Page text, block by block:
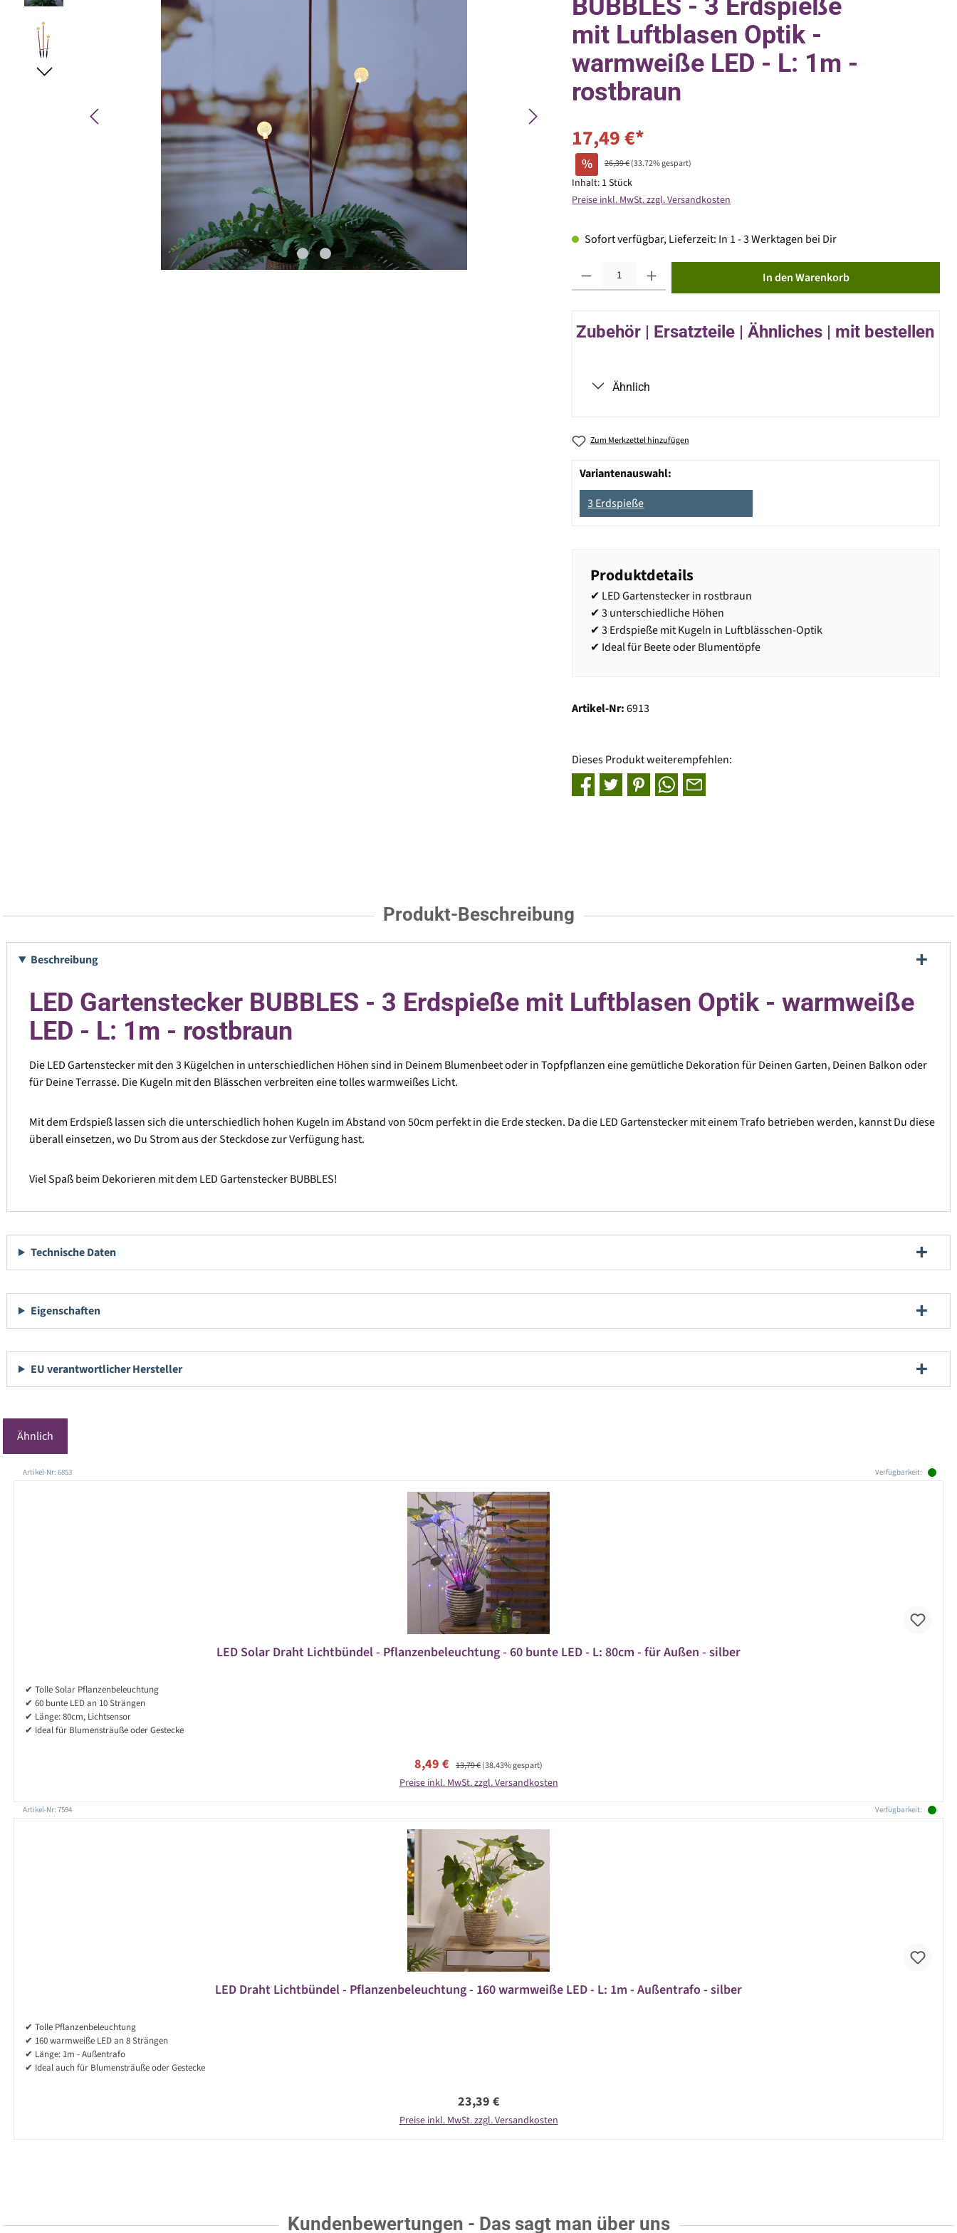
BUBBLES - 3 Erdspieße
mit Luftblasen Optik -
warmweiße LED - L: 1m -
rostbraun
17,49 €*
% 26,39 €(33.72% gespart)
Inhalt: 1 Stück
Preise inkl. MwSt. zzgl. Versandkosten
Sofort verfügbar, Lieferzeit: In 1 - 3 Werktagen bei Dir
In den Warenkorb
Zubehör | Ersatzteile | Ähnliches | mit bestellen
Ähnlich
Zum Merkzettel hinzufügen
Variantenauswahl:
3 Erdspieße
Produktdetails
✔ LED Gartenstecker in rostbraun
✔ 3 unterschiedliche Höhen
✔ 3 Erdspieße mit Kugeln in Luftblässchen-Optik
✔ Ideal für Beete oder Blumentöpfe
Artikel-Nr:6913
Dieses Produkt weiterempfehlen:
Produkt-Beschreibung
Beschreibung
LED Gartenstecker BUBBLES - 3 Erdspieße mit Luftblasen Optik - warmweiße
LED - L: 1m - rostbraun
Die LED Gartenstecker mit den 3 Kügelchen in unterschiedlichen Höhen sind in Deinem Blumenbeet oder in Topfpflanzen eine gemütliche Dekoration für Deinen Garten, Deinen Balkon oder
für Deine Terrasse. Die Kugeln mit den Blässchen verbreiten eine tolles warmweißes Licht.
Mit dem Erdspieß lassen sich die unterschiedlich hohen Kugeln im Abstand von 50cm perfekt in die Erde stecken. Da die LED Gartenstecker mit einem Trafo betrieben werden, kannst Du diese
überall einsetzen, wo Du Strom aus der Steckdose zur Verfügung hast.
Viel Spaß beim Dekorieren mit dem LED Gartenstecker BUBBLES!
Technische Daten
Eigenschaften
EU verantwortlicher Hersteller
Ähnlich
Produktgalerie überspringen
Artikel-Nr: 6853 Verfügbarkeit:
LED Solar Draht Lichtbündel - Pflanzenbeleuchtung - 60 bunte LED - L: 80cm - für Außen - silber
✔ Tolle Solar Pflanzenbeleuchtung
✔ 60 bunte LED an 10 Strängen
✔ Länge: 80cm, Lichtsensor
✔ Ideal für Blumensträuße oder Gestecke
Verkaufspreis:
8,49 € Regulärer Preis:
13,79 €(38.43% gespart)
Preise inkl. MwSt. zzgl. Versandkosten
Artikel-Nr: 7594 Verfügbarkeit:
LED Draht Lichtbündel - Pflanzenbeleuchtung - 160 warmweiße LED - L: 1m - Außentrafo - silber
✔ Tolle Pflanzenbeleuchtung
✔ 160 warmweiße LED an 8 Strängen
✔ Länge: 1m - Außentrafo
✔ Ideal auch für Blumensträuße oder Gestecke
Regulärer Preis:
23,39 €
Preise inkl. MwSt. zzgl. Versandkosten
Kundenbewertungen - Das sagt man über uns